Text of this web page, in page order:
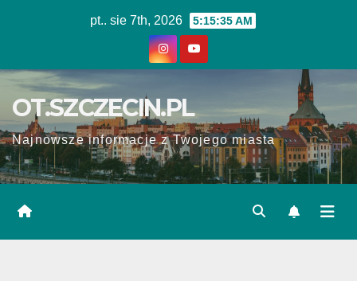
pt.. sie 7th, 2026 5:15:36 AM
OT.SZCZECIN.PL
Najnowsze informacje z Twojego miasta